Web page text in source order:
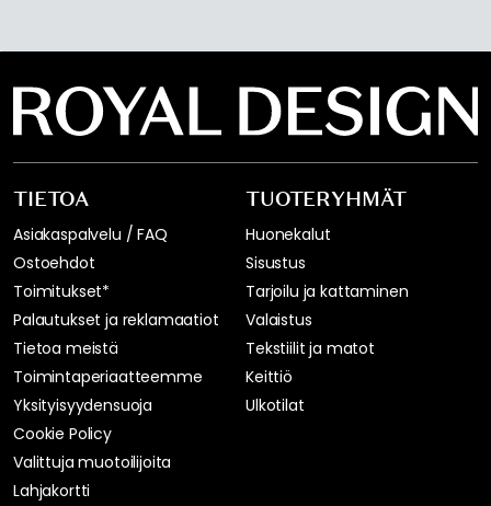
TIETOA
Asiakaspalvelu / FAQ
Ostoehdot
Toimitukset*
Palautukset ja reklamaatiot
Tietoa meistä
Toimintaperiaatteemme
Yksityisyydensuoja
Cookie Policy
Valittuja muotoilijoita
Lahjakortti
TUOTERYHMÄT
Huonekalut
Sisustus
Tarjoilu ja kattaminen
Valaistus
Tekstiilit ja matot
Keittiö
Ulkotilat